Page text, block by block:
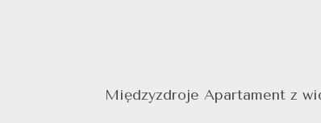
Międzyzdroje Apartament z